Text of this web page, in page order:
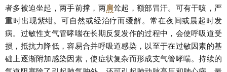
者多被迫坐起，两手前撑，两肩耸起，额部冒汗。可有干咳，严
重时出现紫绀。可自然或经治疗而缓解。常在夜间或晨起时发
病。过敏性支气管哮喘在长期反复发作的过程中，会使呼吸道受
损，抵抗力降低，容易合并呼吸道感染，以至于在过敏因素的基
础上逐渐附加感染因素，使症状复杂而形成支气管哮喘。持续的